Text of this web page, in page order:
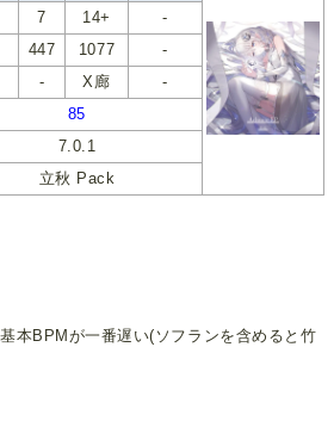
7 14+
-
447 1077
-
- X廊
-
85
7.0.1
立秋 Pack
本BPMが一番遅い(ソフランを含めると竹